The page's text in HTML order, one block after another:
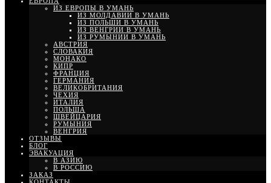
ИЗ ЕВРОПЫ В УМАНЬ
ИЗ МОЛДАВИИ В УМАНЬ
ИЗ ПОЛЬШИ В УМАНЬ
ИЗ ВЕНГРИИ В УМАНЬ
ИЗ РУМЫНИИ В УМАНЬ
АВСТРИЯ
СЛОВАКИЯ
МОНАКО
КИПР
ФРАНЦИЯ
ГЕРМАНИЯ
ВЕЛИКОБРИТАНИЯ
ЧЕХИЯ
ИТАЛИЯ
ПОЛЬША
ШВЕЙЦАРИЯ
РУМЫНИЯ
ВЕНГРИЯ
ОТЗЫВЫ
БЛОГ
ЭВАКУАЦИЯ
В АЗИЮ
В РОССИЮ
ЗАКАЗ